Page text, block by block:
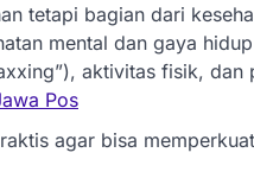
tetapi bagian dari
mental dan gaya
aktivitas fisik, dan
Pos
agar bisa